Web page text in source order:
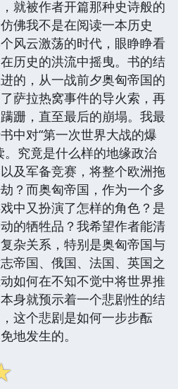
就被作者开篇那种史诗般的
佛我不是在阅读一本历史
风云激荡的时代，眼睁睁看
历史的洪流中摇曳。书的结
的，从一战前夕奥匈帝国的
萨拉热窝事件的导火索，再
跚，直至最后的崩塌。我最
中对“第一次世界大战的爆
。究竟是什么样的地缘政治
及军备竞赛，将整个欧洲拖
？而奥匈帝国，作为一个多
中又扮演了怎样的角色？是
的牺牲品？我希望作者能清
杂关系，特别是奥匈帝国与
帝国、俄国、法国、英国之
如何在不知不觉中将世界推
身就预示着一个悲剧性的结
这个悲剧是如何一步步酝
地发生的。